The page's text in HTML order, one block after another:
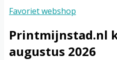
Favoriet webshop
Printmijnstad.nl
augustus 2026